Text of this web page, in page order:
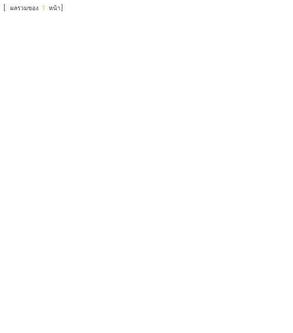
[ ผลรวมของ 1 หน้า]